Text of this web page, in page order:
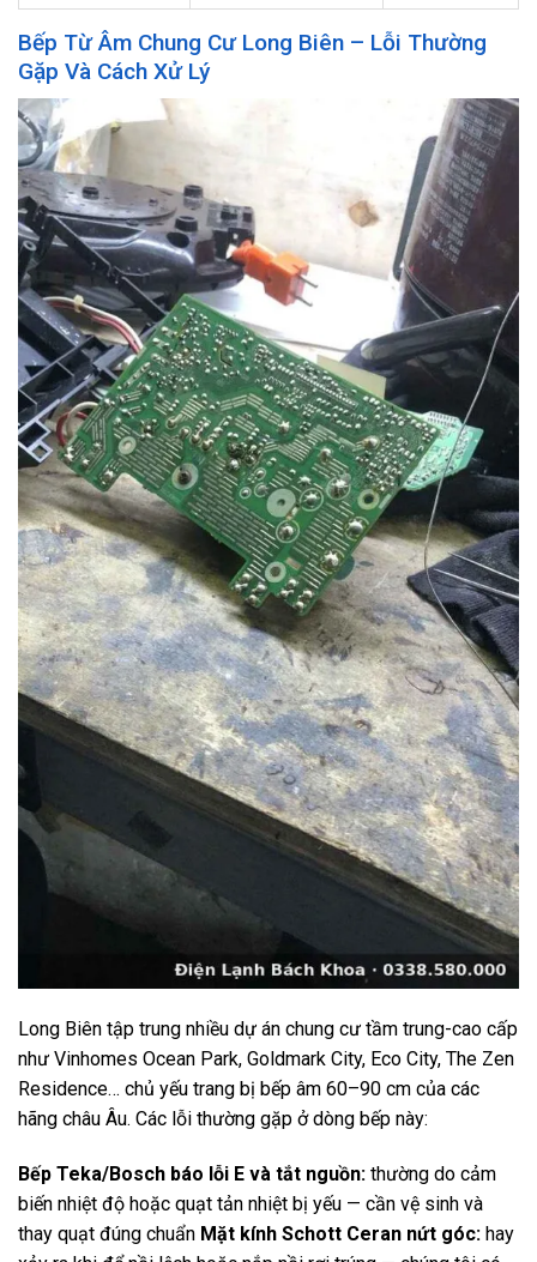
Bếp Từ Âm Chung Cư Long Biên – Lỗi Thường
Gặp Và Cách Xử Lý
Long Biên tập trung nhiều dự án chung cư tầm trung-cao cấp
như Vinhomes Ocean Park, Goldmark City, Eco City, The Zen
Residence… chủ yếu trang bị bếp âm 60–90 cm của các
hãng châu Âu. Các lỗi thường gặp ở dòng bếp này:
Bếp Teka/Bosch báo lỗi E và tắt nguồn: thường do cảm
biến nhiệt độ hoặc quạt tản nhiệt bị yếu — cần vệ sinh và
thay quạt đúng chuẩn Mặt kính Schott Ceran nứt góc: hay